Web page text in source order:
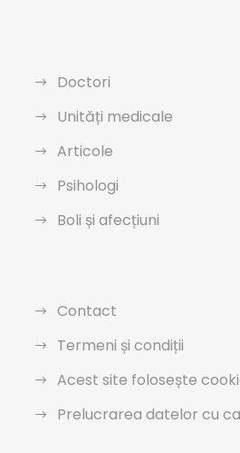
Doctori
Unități medicale
Articole
Psihologi
Boli și afecțiuni
Contact
Termeni și condiții
Acest site folosește
Prelucrarea datelor cu